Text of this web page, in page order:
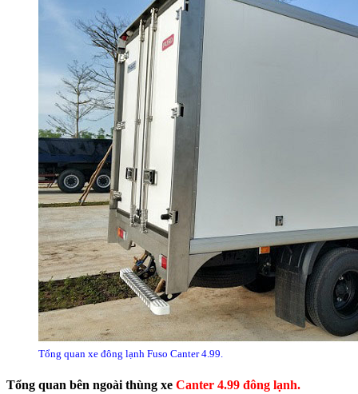
Tổng quan xe đông lạnh Fuso Canter 4.99.
Tổng quan bên ngoài thùng xe Canter 4.99 đông lạnh.